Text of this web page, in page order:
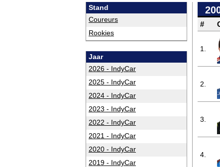
Stand
Coureurs
Rookies
Jaar
2026 - IndyCar
2025 - IndyCar
2024 - IndyCar
2023 - IndyCar
2022 - IndyCar
2021 - IndyCar
2020 - IndyCar
2019 - IndyCar
#
1.
2.
3.
4.